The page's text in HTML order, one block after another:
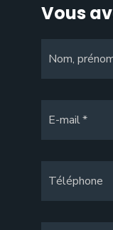
Vous
Nom,
E-mail
Téléphone